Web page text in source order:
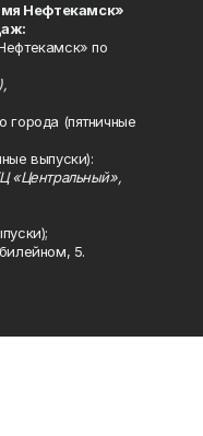
Нефтекамск»
по
города (пятничные
выпуски):
«Центральный»,
5.